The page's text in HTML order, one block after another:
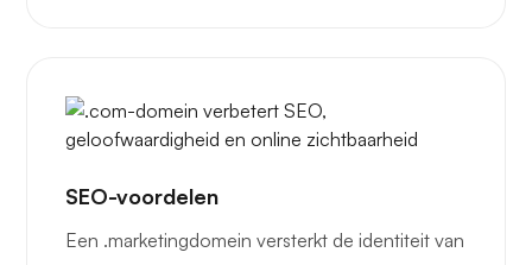
SEO-voordelen
Een .marketingdomein versterkt de identiteit van